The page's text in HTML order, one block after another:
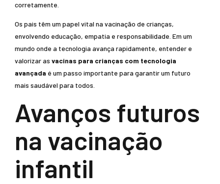
corretamente.
Os pais têm um papel vital na vacinação de crianças,
envolvendo educação, empatia e responsabilidade. Em um
mundo onde a tecnologia avança rapidamente, entender e
valorizar as vacinas para crianças com tecnologia
avançada é um passo importante para garantir um futuro
mais saudável para todos.
Avanços futuros
na vacinação
infantil